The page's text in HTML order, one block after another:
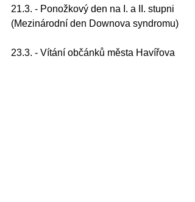
21.3. - Ponožkový den na I. a II. stupni
(Mezinárodní den Downova syndromu)
23.3. - Vítání občánků města Havířova